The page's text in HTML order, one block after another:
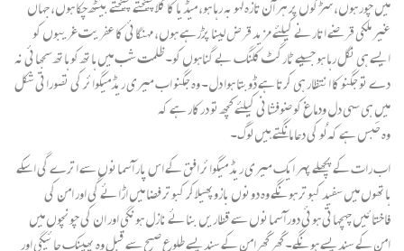
میں چور ہوں، سڑکوں پر ہر آن تازہ لہو بہ رہا ہو، میڈیا کا گلاچیختے چیختے بیٹھ چکا ہوں، جہاں
غیر ملکی قرضے اتارنے کیلئے مزید قرض لینا پڑرہے ہوں، مہنگائی کا عفریت غریبوں کو
ایسے ہی نگل رہا ہو جسیے ٹارگٹ کلنگ بے گناہوں کو۔ ظلمت شب میں ہاتھ کو ہاتھ سجھائی نہ
دے تو جگنو کا انتظار ہی کرتا ہے ڈوبتا ہوا دل۔ وہ جگنو اب میری ریڈمیگوائر کی تصوراتی شکل
میں ہی سہی دل ودماغ کو ضوفشانی کیلئے کچھ تو درکار ہے کہ
وہ حَبس ہے کہ لُو کی دعا مانگتے ہیں لوگ۔
اب رات کے پچھلے پہر ایک میری ریڈ میگوائر افق کے اس پار آسمانوں سے اترے گی اسکے
ہاتھوں میں سفید کبوتر ہونگے وہ دونوں بازوپھیلاکر کبوتر فضا میں اڑائے گی اور امن کی
فاختائیں چہچہاتی ہوئی دور آسمانوں سے قطاریں بنائے نازل ہونگی اور ان کی چونچوں میں
امن کے سندیسے ہونگے۔ گھر گھرامن کے سندیسے طلوع صبح سے قبل وہ پھینک جائیگی اور